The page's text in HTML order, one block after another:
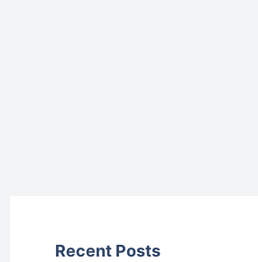
Recent Posts